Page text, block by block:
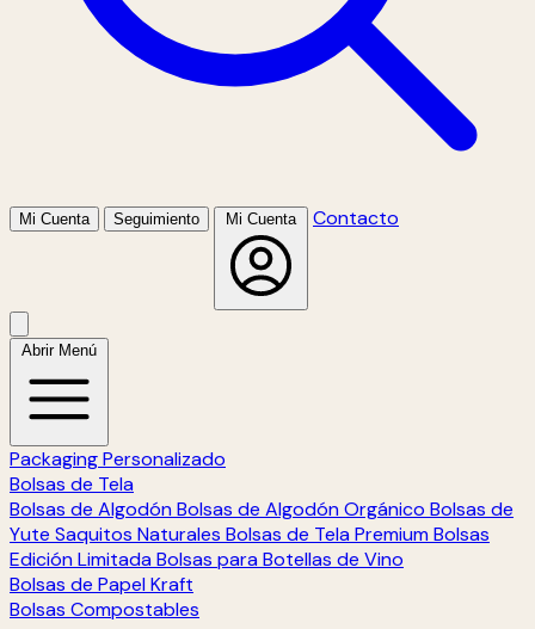
Mi Cuenta Seguimiento Mi Cuenta Contacto
Abrir Menú
Packaging Personalizado
Bolsas de Tela
Bolsas de Algodón Bolsas de Algodón Orgánico Bolsas de
Yute Saquitos Naturales Bolsas de Tela Premium Bolsas
Edición Limitada Bolsas para Botellas de Vino
Bolsas de Papel Kraft
Bolsas Compostables